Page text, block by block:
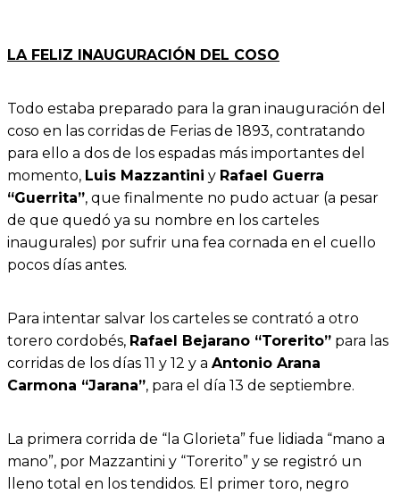
LA FELIZ INAUGURACIÓN DEL COSO
Todo estaba preparado para la gran inauguración del
coso en las corridas de Ferias de 1893, contratando
para ello a dos de los espadas más importantes del
momento, Luis Mazzantini y Rafael Guerra
“Guerrita”, que finalmente no pudo actuar (a pesar
de que quedó ya su nombre en los carteles
inaugurales) por sufrir una fea cornada en el cuello
pocos días antes.
Para intentar salvar los carteles se contrató a otro
torero cordobés, Rafael Bejarano “Torerito” para las
corridas de los días 11 y 12 y a Antonio Arana
Carmona “Jarana”, para el día 13 de septiembre.
La primera corrida de “la Glorieta” fue lidiada “mano a
mano”, por Mazzantini y “Torerito” y se registró un
lleno total en los tendidos. El primer toro, negro